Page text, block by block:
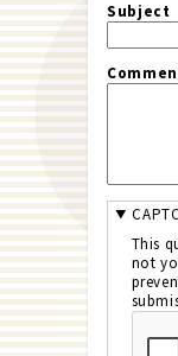
Subject
This
not